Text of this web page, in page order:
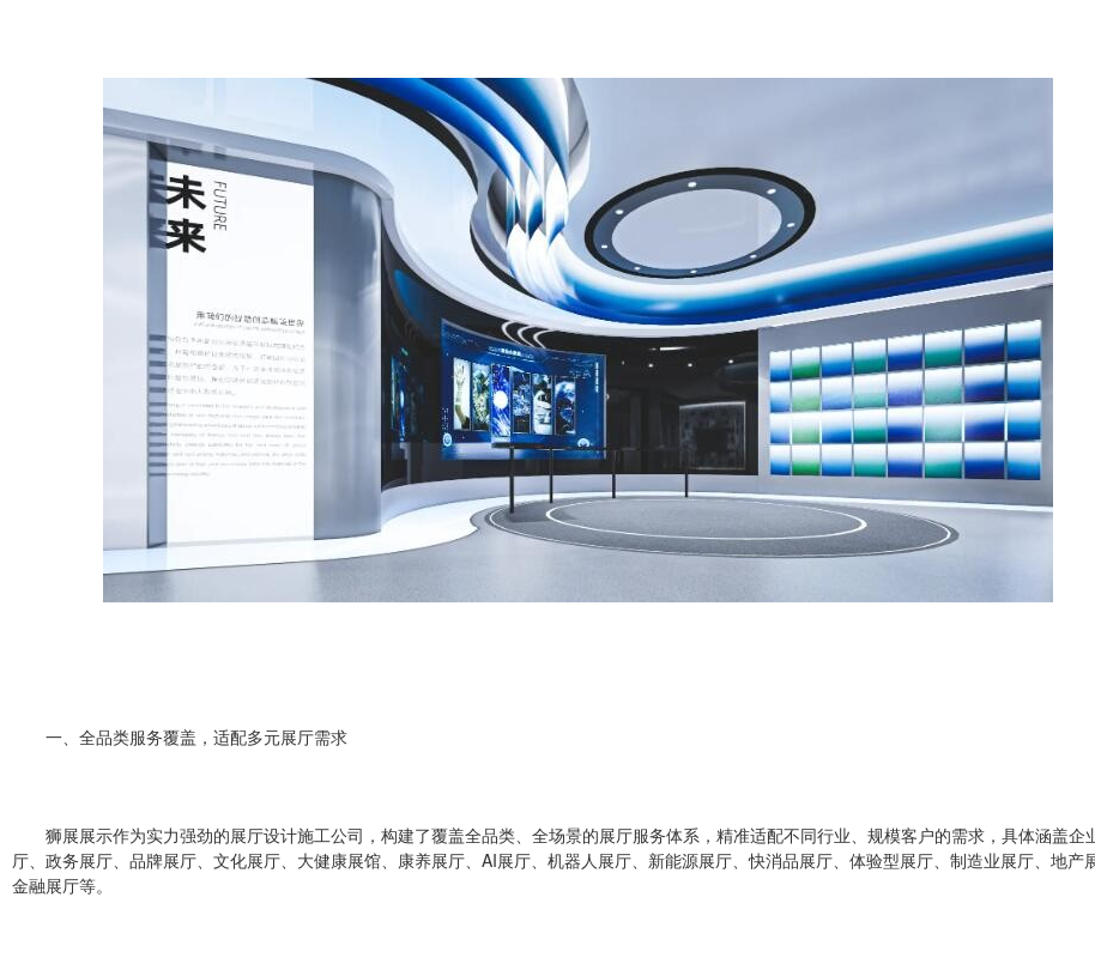
一、全品类服务覆盖，适配多元展厅需求
狮展展示作为实力强劲的展厅设计施工公司，构建了覆盖全品类、全场景的展厅服务体系，精准适配不同行业、规模客户的需求，具体涵盖企
厅、政务展厅、品牌展厅、文化展厅、大健康展馆、康养展厅、AI展厅、机器人展厅、新能源展厅、快消品展厅、体验型展厅、制造业展厅、地产展
金融展厅等。